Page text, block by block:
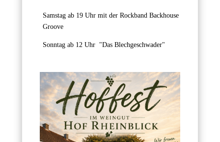
Samstag ab 19 Uhr mit der Rockband Backhouse
Groove
Sonntag ab 12 Uhr "Das Blechgeschwader"